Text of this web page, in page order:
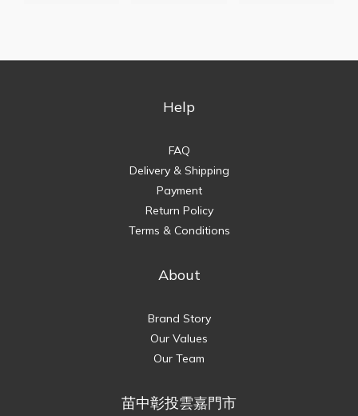
Help
FAQ
Delivery & Shipping
Payment
Return Policy
Terms & Conditions
About
Brand Story
Our Values
Our Team
苗中彰投雲嘉門市